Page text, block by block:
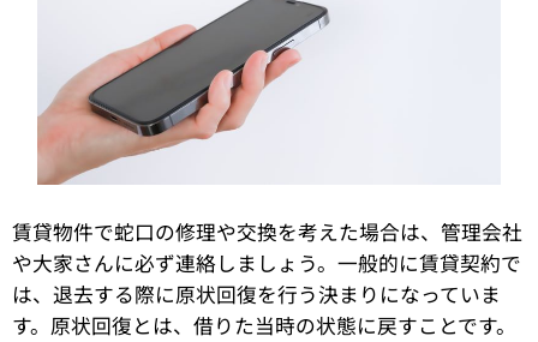
賃貸物件で蛇口の修理や交換を考えた場合は、管理会社
や大家さんに必ず連絡しましょう。一般的に賃貸契約で
は、退去する際に原状回復を行う決まりになっていま
す。原状回復とは、借りた当時の状態に戻すことです。